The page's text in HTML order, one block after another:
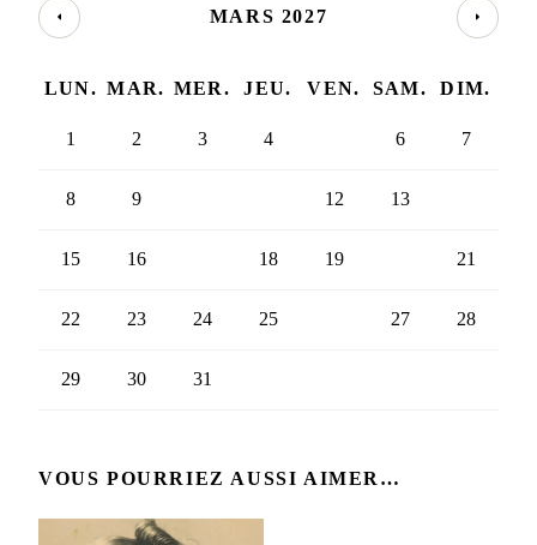
MARS 2027
LUN. MAR. MER. JEU. VEN. SAM. DIM.
1 2 3 4 6 7
8 9 12 13
15 16 18 19 21
22 23 24 25 27 28
29 30 31
VOUS POURRIEZ AUSSI AIMER…